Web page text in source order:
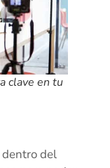
clave en tu
del